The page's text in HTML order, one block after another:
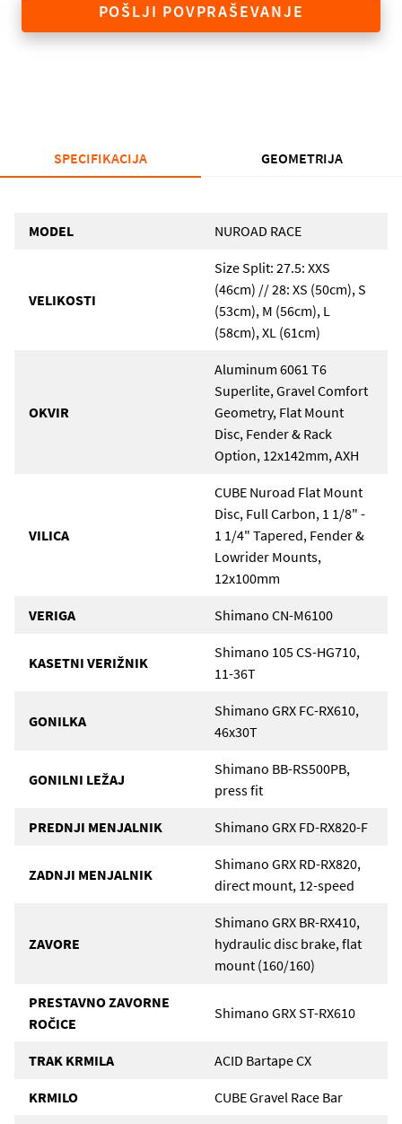
POŠLJI POVPRAŠEVANJE
SPECIFIKACIJA GEOMETRIJA
MODEL NUROAD RACE
VELIKOSTI
Size Split: 27.5: XXS
(46cm) // 28: XS (50cm), S
(53cm), M (56cm), L
(58cm), XL (61cm)
OKVIR
Aluminum 6061 T6
Superlite, Gravel Comfort
Geometry, Flat Mount
Disc, Fender & Rack
Option, 12x142mm, AXH
VILICA
CUBE Nuroad Flat Mount
Disc, Full Carbon, 1 1/8" -
1 1/4" Tapered, Fender &
Lowrider Mounts,
12x100mm
VERIGA Shimano CN-M6100
KASETNI VERIŽNIK
Shimano 105 CS-HG710,
11-36T
GONILKA
Shimano GRX FC-RX610,
46x30T
GONILNI LEŽAJ
Shimano BB-RS500PB,
press fit
PREDNJI MENJALNIK Shimano GRX FD-RX820-F
ZADNJI MENJALNIK
Shimano GRX RD-RX820,
direct mount, 12-speed
ZAVORE
Shimano GRX BR-RX410,
hydraulic disc brake, flat
mount (160/160)
PRESTAVNO ZAVORNE
ROČICE
Shimano GRX ST-RX610
TRAK KRMILA ACID Bartape CX
KRMILO CUBE Gravel Race Bar